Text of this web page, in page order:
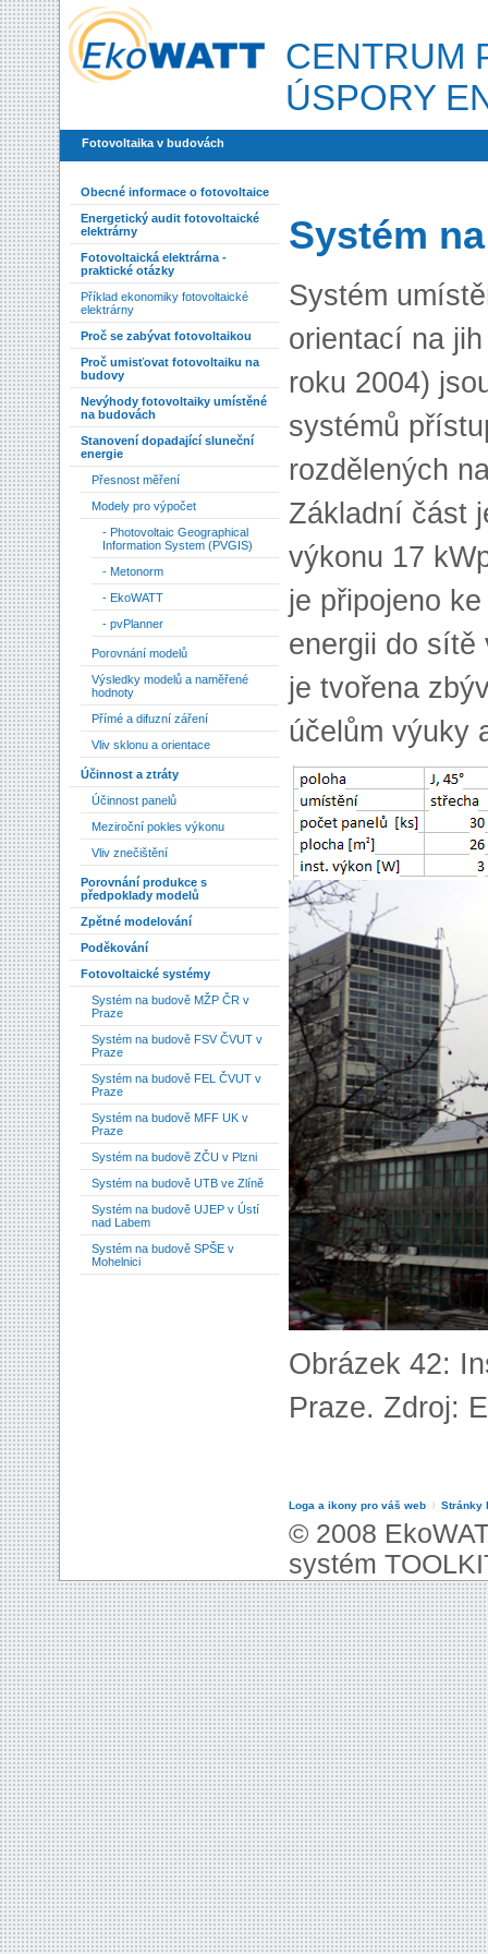
CENTRUM
ÚSPORY
Fotovoltaika v budovách
Obecné informace o fotovoltaice
Energetický audit fotovoltaické
elektrárny
Fotovoltaická elektrárna -
praktické otázky
Příklad ekonomiky fotovoltaické
elektrárny
Proč se zabývat fotovoltaikou
Proč umisťovat fotovoltaiku na
budovy
Nevýhody fotovoltaiky umístěné
na budovách
Stanovení dopadající sluneční
energie
Přesnost měření
Modely pro výpočet
- Photovoltaic Geographical
Information System (PVGIS)
- Metonorm
- EkoWATT
- pvPlanner
Porovnání modelů
Výsledky modelů a naměřené
hodnoty
Přímé a difuzní záření
Vliv sklonu a orientace
Účinnost a ztráty
Účinnost panelů
Meziroční pokles výkonu
Vliv znečištění
Porovnání produkce s
předpoklady modelů
Zpětné modelování
Poděkování
Fotovoltaické systémy
Systém na budově MŽP ČR v
Praze
Systém na budově FSV ČVUT v
Praze
Systém na budově FEL ČVUT v
Praze
Systém na budově MFF UK v
Praze
Systém na budově ZČU v Plzni
Systém na budově UTB ve Zlíně
Systém na budově UJEP v Ústí
nad Labem
Systém na budově SPŠE v
Mohelnici
Systém
Systém
orientací na
roku 2004)
systémů
rozdělených
Základní část
výkonu 17
je připojeno
energii do sítě
je tvořena
účelům výuky
Obrázek 42:
Praze. Zdroj:
Loga a ikony pro váš web l Stránky
© 2008
systém